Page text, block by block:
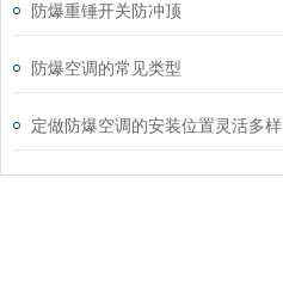
防爆重锤开关防冲顶
防爆空调的常见类型
定做防爆空调的安装位置灵活多样